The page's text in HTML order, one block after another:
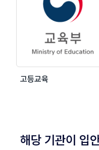
고등교육
해당 기관이 입